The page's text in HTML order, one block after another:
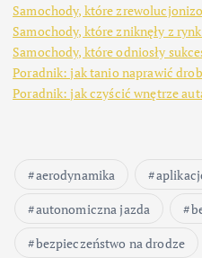
Samochody, które
Samochody, które zniknęły z
Samochody, które odniosły
Poradnik: jak tanio naprawić
Poradnik: jak czyścić wnętrze
aerodynamika
autonomiczna jazda
bezpieczeństwo na drodze